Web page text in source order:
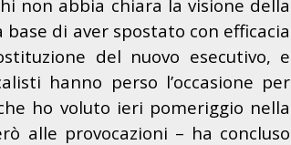
non abbia chiara la visione della
di aver spostato con efficacia
del nuovo esecutivo, e
hanno perso l’occasione per
ho voluto ieri pomeriggio nella
alle provocazioni – ha concluso